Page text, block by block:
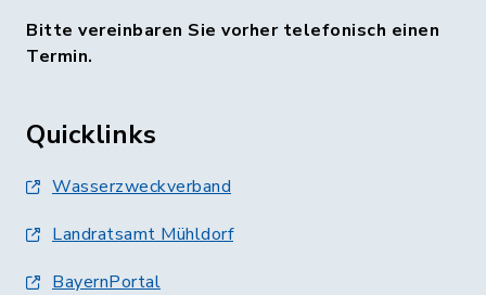
Bitte vereinbaren Sie vorher telefonisch einen
Termin.
Quicklinks
Wasserzweckverband
Landratsamt Mühldorf
BayernPortal